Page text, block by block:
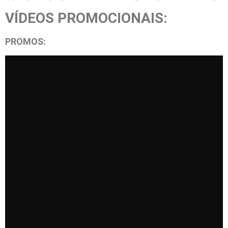
VÍDEOS PROMOCIONAIS:
PROMOS: